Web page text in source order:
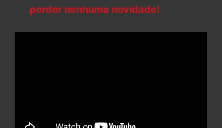
perder nenhuma novidade!